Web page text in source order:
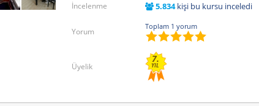
İncelenme 5.834kişi bu kursu inceledi
Yorum
Toplam 1 yorum
Üyelik
7.
YIL